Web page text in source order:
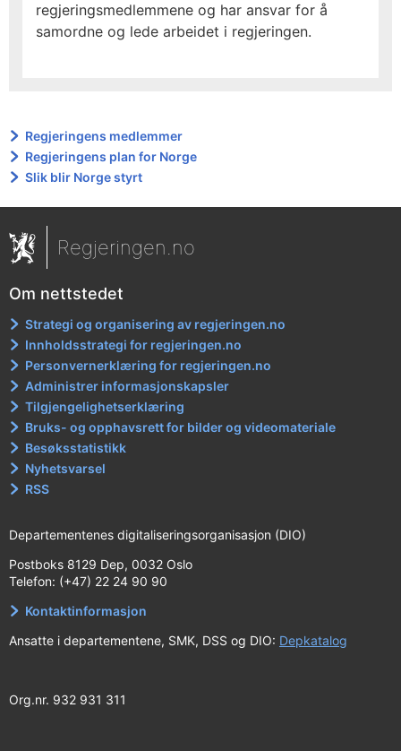
regjeringsmedlemmene og har ansvar for å
samordne og lede arbeidet i regjeringen.
Regjeringens medlemmer
Regjeringens plan for Norge
Slik blir Norge styrt
Regjeringen.no
Om nettstedet
Strategi og organisering av regjeringen.no
Innholdsstrategi for regjeringen.no
Personvernerklæring for regjeringen.no
Administrer informasjonskapsler
Tilgjengelighetserklæring
Bruks- og opphavsrett for bilder og videomateriale
Besøksstatistikk
Nyhetsvarsel
RSS
Departementenes digitaliseringsorganisasjon (DIO)
Postboks 8129 Dep, 0032 Oslo
Telefon: (+47) 22 24 90 90
Kontaktinformasjon
Ansatte i departementene, SMK, DSS og DIO: Depkatalog
Org.nr. 932 931 311